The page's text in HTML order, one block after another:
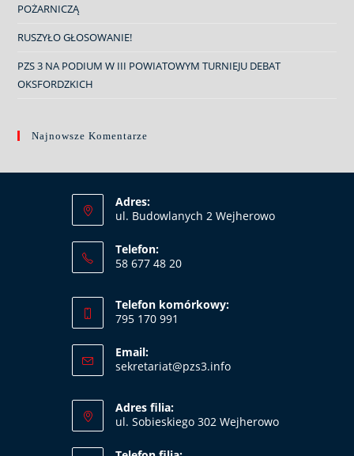
POŻARNICZĄ
RUSZYŁO GŁOSOWANIE!
PZS 3 NA PODIUM W III POWIATOWYM TURNIEJU DEBAT
OKSFORDZKICH
Najnowsze Komentarze
Adres:
ul. Budowlanych 2 Wejherowo
Telefon:
58 677 48 20
Telefon komórkowy:
795 170 991
Email:
sekretariat@pzs3.infoOpens
Adres filia:
ul. Sobieskiego 302 Wejherowo